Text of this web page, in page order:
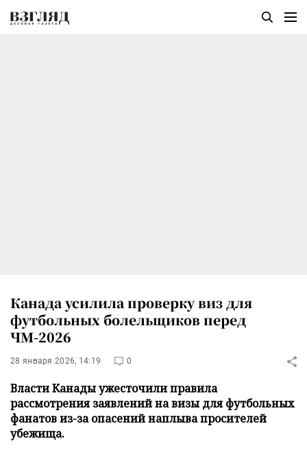
Канада усилила проверку виз для
футбольных болельщиков перед
ЧМ-2026
28 января 2026, 14:19 0
Власти Канады ужесточили правила
рассмотрения заявлений на визы для футбольных
фанатов из-за опасений наплыва просителей
убежища.